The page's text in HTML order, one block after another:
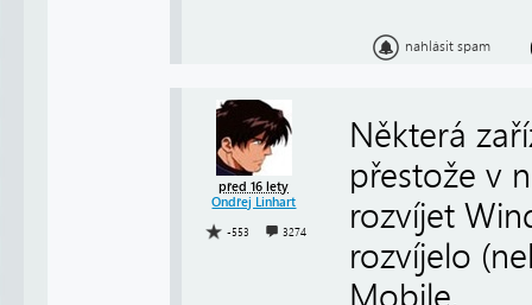
nahlásit spam
před 16 lety
Ondřej Linhart
-553 3274
Některá
přestože v
rozvíjet
rozvíjelo